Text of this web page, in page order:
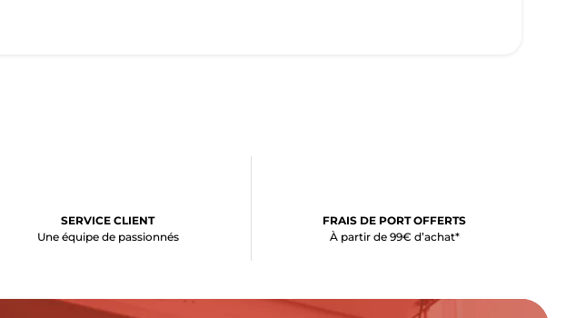
SERVICE CLIENT
Une équipe de passionnés
FRAIS DE PORT OFFERTS
À partir de 99€ d’achat*